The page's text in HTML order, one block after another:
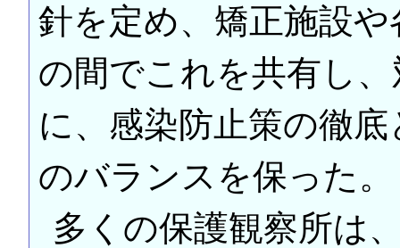
針を定め、矯正施設
の間でこれを共有し
に、感染防止策の徹
のバランスを保った。
多くの保護観察所は